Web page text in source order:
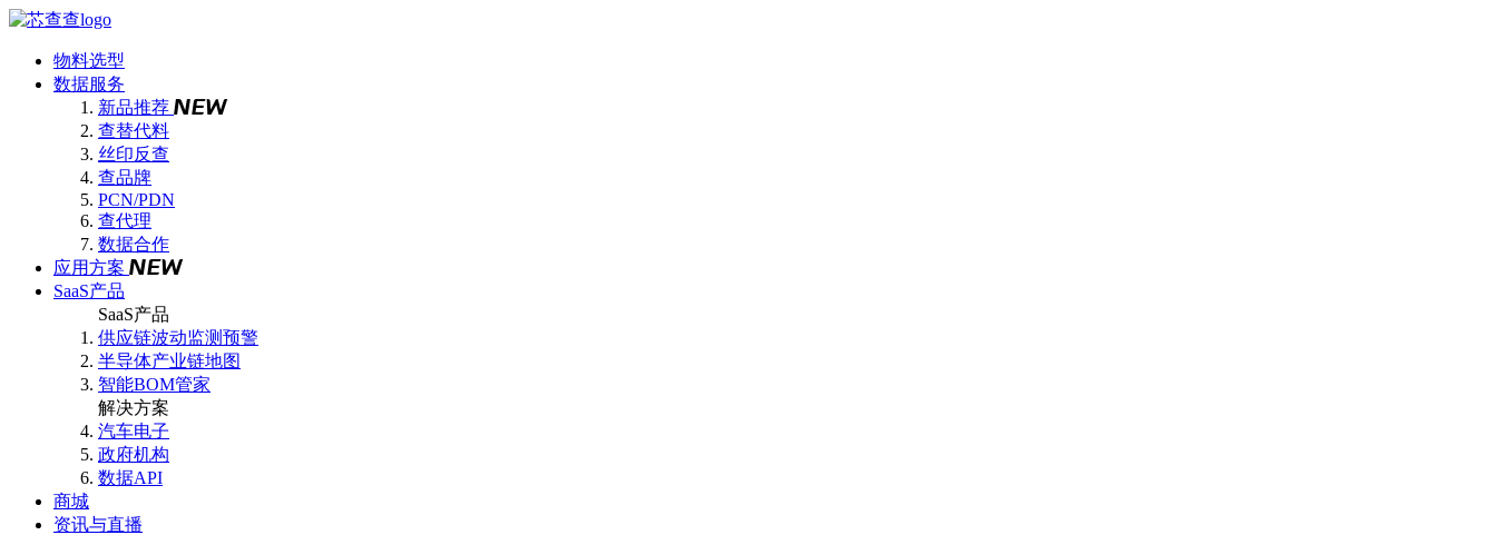
物料选型
数据服务
新品推荐
查替代料
丝印反查
查品牌
PCN/PDN
查代理
数据合作
应用方案
SaaS产品
SaaS产品
供应链波动监测预警
半导体产业链地图
智能BOM管家
解决方案
汽车电子
政府机构
数据API
商城
资讯与直播